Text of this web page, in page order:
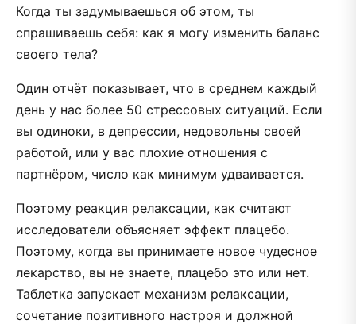
Когда ты задумываешься об этом, ты
спрашиваешь себя: как я могу изменить баланс
своего тела?
Один отчёт показывает, что в среднем каждый
день у нас более 50 стрессовых ситуаций. Если
вы одиноки, в депрессии, недовольны своей
работой, или у вас плохие отношения с
партнёром, число как минимум удваивается.
Поэтому реакция релаксации, как считают
исследователи объясняет эффект плацебо.
Поэтому, когда вы принимаете новое чудесное
лекарство, вы не знаете, плацебо это или нет.
Таблетка запускает механизм релаксации,
сочетание позитивного настроя и должной